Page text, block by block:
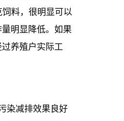
料，很明显可以
明显降低。如果
养殖户实际工
染减排效果良好